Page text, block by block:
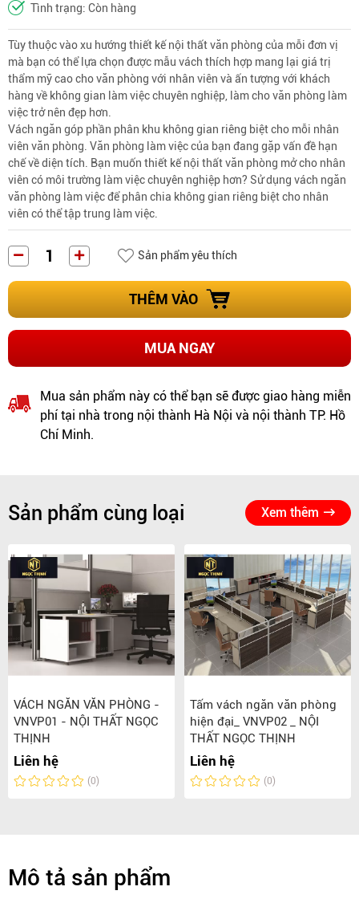
Tình trạng: Còn hàng
Tùy thuộc vào xu hướng thiết kế nội thất văn phòng của mỗi đơn vị
mà bạn có thể lựa chọn được mẫu vách thích hợp mang lại giá trị
thẩm mỹ cao cho văn phòng với nhân viên và ấn tượng với khách
hàng về không gian làm việc chuyên nghiệp, làm cho văn phòng làm
việc trở nên đẹp hơn.
Vách ngăn góp phần phân khu không gian riêng biệt cho mỗi nhân
viên văn phòng. Văn phòng làm việc của bạn đang gặp vấn đề hạn
chế về diện tích. Bạn muốn thiết kế nội thất văn phòng mở cho nhân
viên có môi trường làm việc chuyên nghiệp hơn? Sử dụng vách ngăn
văn phòng làm việc để phân chia không gian riêng biệt cho nhân
viên có thể tập trung làm việc.
Sản phẩm yêu thích
THÊM VÀO
MUA NGAY
Mua sản phẩm này có thể bạn sẽ được giao hàng miễn
phí tại nhà trong nội thành Hà Nội và nội thành TP. Hồ
Chí Minh.
Sản phẩm cùng loại Xem thêm
VÁCH NGĂN VĂN PHÒNG -
VNVP01 - NỘI THẤT NGỌC
THỊNH
Liên hệ
(0)
Tấm vách ngăn văn phòng
hiện đại_ VNVP02 _ NỘI
THẤT NGỌC THỊNH
Liên hệ
(0)
Mô tả sản phẩm